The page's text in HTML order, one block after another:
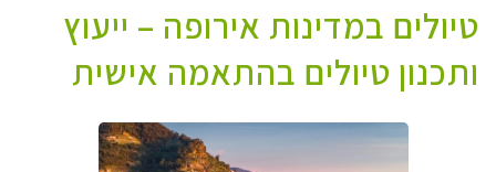
טיולים במדינות אירופה – ייעוץ
ותכנון טיולים בהתאמה אישית